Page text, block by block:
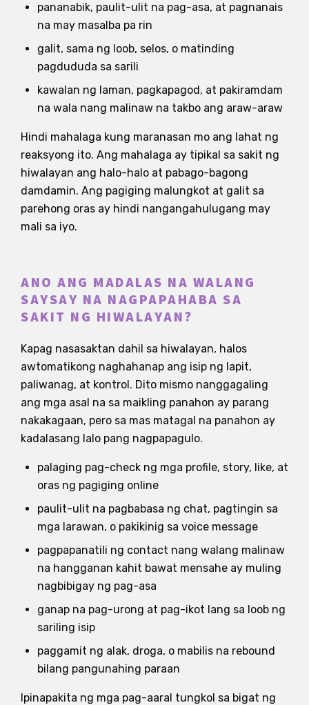
pananabik, paulit-ulit na pag-asa, at pagnanais
na may masalba pa rin
galit, sama ng loob, selos, o matinding
pagdududa sa sarili
kawalan ng laman, pagkapagod, at pakiramdam
na wala nang malinaw na takbo ang araw-araw
Hindi mahalaga kung maranasan mo ang lahat ng
reaksyong ito. Ang mahalaga ay tipikal sa sakit ng
hiwalayan ang halo-halo at pabago-bagong
damdamin. Ang pagiging malungkot at galit sa
parehong oras ay hindi nangangahulugang may
mali sa iyo.
ANO ANG MADALAS NA WALANG
SAYSAY NA NAGPAPAHABA SA
SAKIT NG HIWALAYAN?
Kapag nasasaktan dahil sa hiwalayan, halos
awtomatikong naghahanap ang isip ng lapit,
paliwanag, at kontrol. Dito mismo nanggagaling
ang mga asal na sa maikling panahon ay parang
nakakagaan, pero sa mas matagal na panahon ay
kadalasang lalo pang nagpapagulo.
palaging pag-check ng mga profile, story, like, at
oras ng pagiging online
paulit-ulit na pagbabasa ng chat, pagtingin sa
mga larawan, o pakikinig sa voice message
pagpapanatili ng contact nang walang malinaw
na hangganan kahit bawat mensahe ay muling
nagbibigay ng pag-asa
ganap na pag-urong at pag-ikot lang sa loob ng
sariling isip
paggamit ng alak, droga, o mabilis na rebound
bilang pangunahing paraan
Ipinapakita ng mga pag-aaral tungkol sa bigat ng